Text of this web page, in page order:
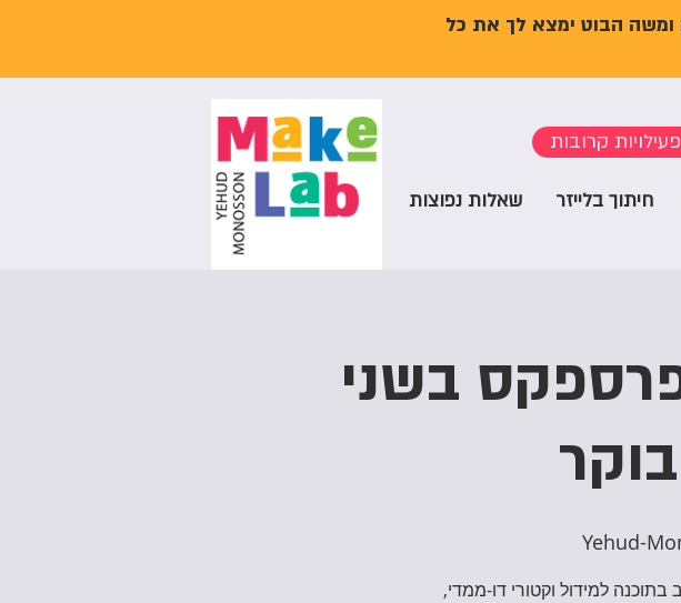
הבוט ימצא לך את כל
פעילויות קרובות
חיתוך בלייזר שאלות נפוצות
בשני
Yehud-
למידול וקטורי דו-ממדי,